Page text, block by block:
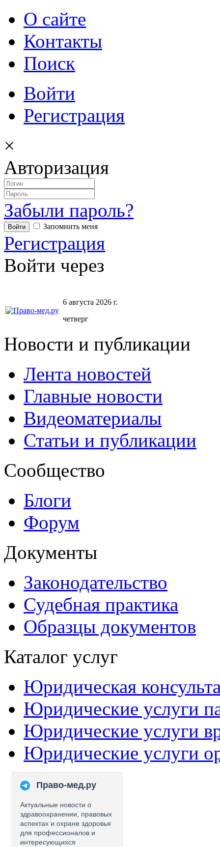
О сайте
Контакты
Поиск
Войти
Регистрация
×
Авторизация
Забыли пароль?
Запомнить меня
Регистрация
Войти через
6 августа 2026 г.
четверг
Новости и публикации
Лента новостей
Главные новости
Видеоматериалы
Статьи и публикации
Сообщество
Блоги
Форум
Документы
Законодательство
Судебная практика
Образцы документов
Каталог услуг
Юридическая
Юридические услуги
Юридические услуги
Юридические услуги
Право-мед.ру
Актуальные новости о
здравоохранении, правовых
аспектах и охране здоровья
для профессионалов и
интересующихся